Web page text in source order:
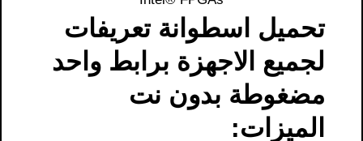
تحميل اسطوانة تعريفات
لجميع الاجهزة برابط واحد
مضغوطة بدون نت
الميزات: